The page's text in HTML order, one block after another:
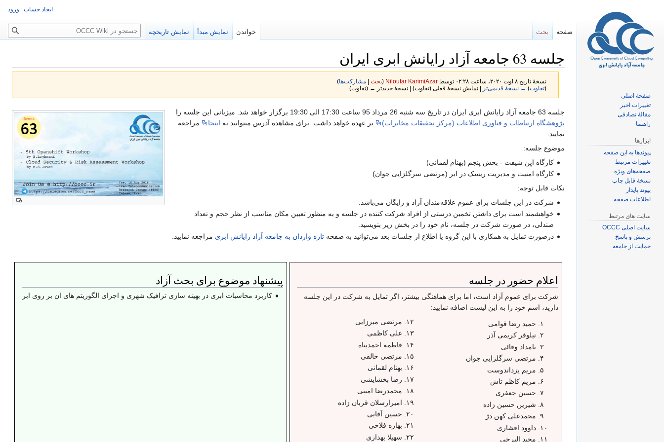
جلسه 63 جامعه آزاد رایانش ابری ایران
نسخهٔ تاریخ ‏۸ اوت ۲۰۲۰، ساعت ۰۲:۲۸ توسط Niloufar KarimiAzar
(بحث| مشارکت‌ها)
(تفاوت) → نسخهٔ قدیمی‌تر | نمایش نسخهٔ فعلی (تفاوت) | نسخهٔ جدیدتر ← (تفاوت)
پرش
به
ناوبری
پرش
به
جستجو
جلسه 63 جامعه آزاد رایانش ابری ایران در تاریخ سه شنبه 26 مرداد 95 ساعت 17:30 الی 19:30 برگزار خواهد شد. میزبانی این جلسه را
پژوهشگاه ارتباطات و فناوری اطلاعات (مرکز تحقیقات مخابرات)
بر عهده خواهد داشت. برای مشاهده آدرس میتوانید به اینجا
مراجعه
نمایید.
موضوع جلسه:
کارگاه اپن شیفت - بخش پنجم (بهنام لقمانی)
کارگاه امنیت و مدیریت ریسک در ابر (مرتضی سرگلزایی جوان)
نکات قابل توجه:
شرکت در این جلسات برای عموم علاقه‌مندان آزاد و رایگان می‌باشد.
خواهشمند است برای داشتن تخمین درستی از افراد شرکت کننده در جلسه و به منظور تعیین مکان مناسب از نظر حجم و تعداد
صندلی، در صورت شرکت در جلسه، نام خود را در بخش زیر بنویسید.
درصورت تمایل به همکاری با این گروه یا اطلاع از جلسات بعد می‌توانید به صفحهتازه واردان به جامعه آزاد رایانش ابری مراجعه نمایید.
اعلام حضور در جلسه
شرکت برای عموم آزاد است، اما برای هماهنگی بیشتر، اگر تمایل به شرکت در این جلسه
دارید، اسم خود را به این لیست اضافه نمایید:
حمید رضا قوامی
نیلوفر کریمی آذر
بامداد وفائی
مرتضی سرگلزایی جوان
مریم یزداندوست
مریم کاظم تاش
حسین جعفری
شیرین حسین زاده
محمدعلی کهن دژ
داوود افشاری
مجید البرجی
مرتضی میرزایی
علی کاظمی
فاطمه احمدپناه
مرتضی خالقی
بهنام لقمانی
رضا بخشایشی
محمدرضا امینی
امیرارسلان قربان زاده
حسین آقایی
بهاره فلاحی
سهیلا بهداری
پیشنهاد موضوع برای بحث آزاد
کاربرد محاسبات ابری در بهینه سازی ترافیک شهری و اجرای الگوریتم های ان بر روی ابر
ایجاد حساب ورود
صفحه بحث خواندن نمایش مبدأ نمایش تاریخچه جستجو
صفحهٔ اصلی
تغییرات اخیر
مقالهٔ تصادفی
راهنما
ابزارها
پیوندها به این صفحه
تغییرات مرتبط
صفحه‌های ویژه
نسخهٔ قابل چاپ
پیوند پایدار
اطلاعات صفحه
سایت های مرتبط
سایت اصلی OCCC
پرسش و پاسخ
حمایت از جامعه